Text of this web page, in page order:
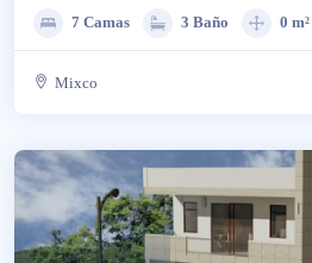
7 Camas 3 Baño 0 m²
Mixco